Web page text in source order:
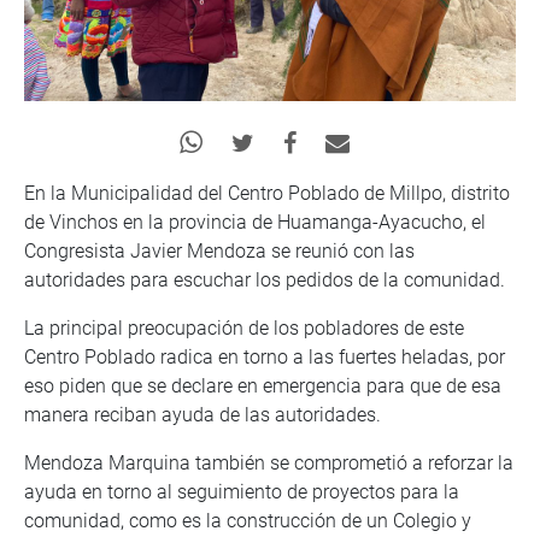
En la Municipalidad del Centro Poblado de Millpo, distrito
de Vinchos en la provincia de Huamanga-Ayacucho, el
Congresista Javier Mendoza se reunió con las
autoridades para escuchar los pedidos de la comunidad.
La principal preocupación de los pobladores de este
Centro Poblado radica en torno a las fuertes heladas, por
eso piden que se declare en emergencia para que de esa
manera reciban ayuda de las autoridades.
Mendoza Marquina también se comprometió a reforzar la
ayuda en torno al seguimiento de proyectos para la
comunidad, como es la construcción de un Colegio y